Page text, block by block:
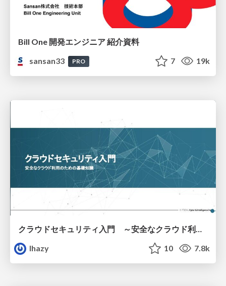
Bill One 開発エンジニア 紹介資料
sansan33
PRO 7 19k
クラウドセキュリティ入門 ～安全なクラウド利用のための基礎知識～
lhazy
10 7.8k